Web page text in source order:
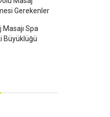
Gerekenler
Spa
Büyüklüğü